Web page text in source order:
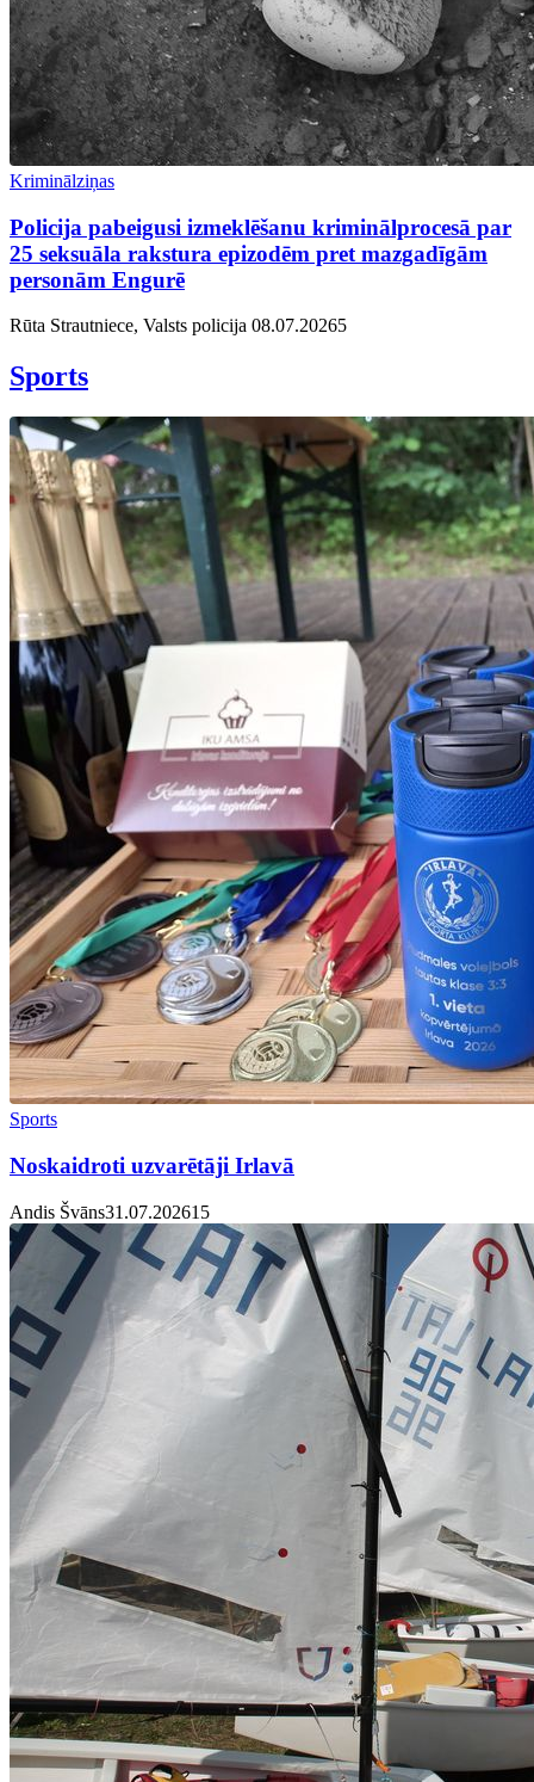
Kriminālziņas
Policija pabeigusi izmeklēšanu kriminālprocesā par
25 seksuāla rakstura epizodēm pret mazgadīgām
personām Engurē
Rūta Strautniece, Valsts policija 08.07.20265
Sports
Sports
Noskaidroti uzvarētāji Irlavā
Andis Švāns31.07.20261 5